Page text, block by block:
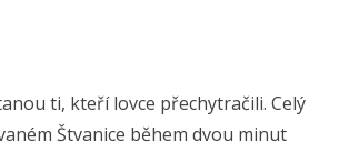
ti, kteří lovce přechytračili. Celý
Štvanice během dvou minut